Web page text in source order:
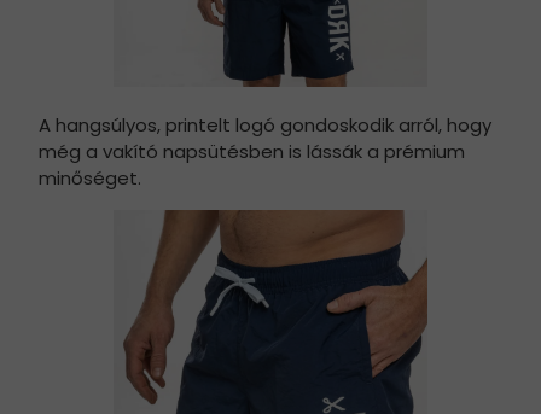
A hangsúlyos, printelt logó gondoskodik arról, hogy
még a vakító napsütésben is lássák a prémium
minőséget.